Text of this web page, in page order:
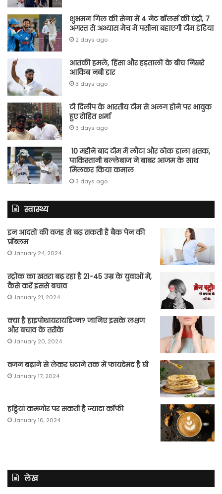
शुभमन गिल की सेना में 4 नेट बॉलर्स की एंट्री, 7
अगस्त से अभ्यास मैच में पसीना बहाएगी टीम इंडिया
2 days ago
आतंकी हमले, हिंसा और हड़तालों के बीच निखरे
आकिब नबी डार
3 days ago
टी दिलीप के भारतीय टीम से अलग होने पर भावुक
हुए रोहित शर्मा
3 days ago
10 महीने बाद टीम में लौटा और ठोक डाला शतक,
पाकिस्तानी बल्लेबाज ने बाबर आजम के साथ
मिलकर किया कमाल
3 days ago
स्वास्थ्य
इन आदतों की वजह से बढ़ सकती है बैक पेन की
प्रॉब्लम
January 24, 2024
स्ट्रोक का खतरा बढ़ रहा है 21-45 उम्र के युवाओं में,
कैसे करें इससे बचाव
January 21, 2024
क्या है हाइपोथायरायडिज्म? जानिए इसके लक्षण
और बचाव के तरीके
January 20, 2024
वजन बढ़ाने से लेकर घटाने तक में फायदेमंद है घी
January 17, 2024
हड्डियां कमजोर पर सकती है ज्यादा कॉफी
January 16, 2024
लेख